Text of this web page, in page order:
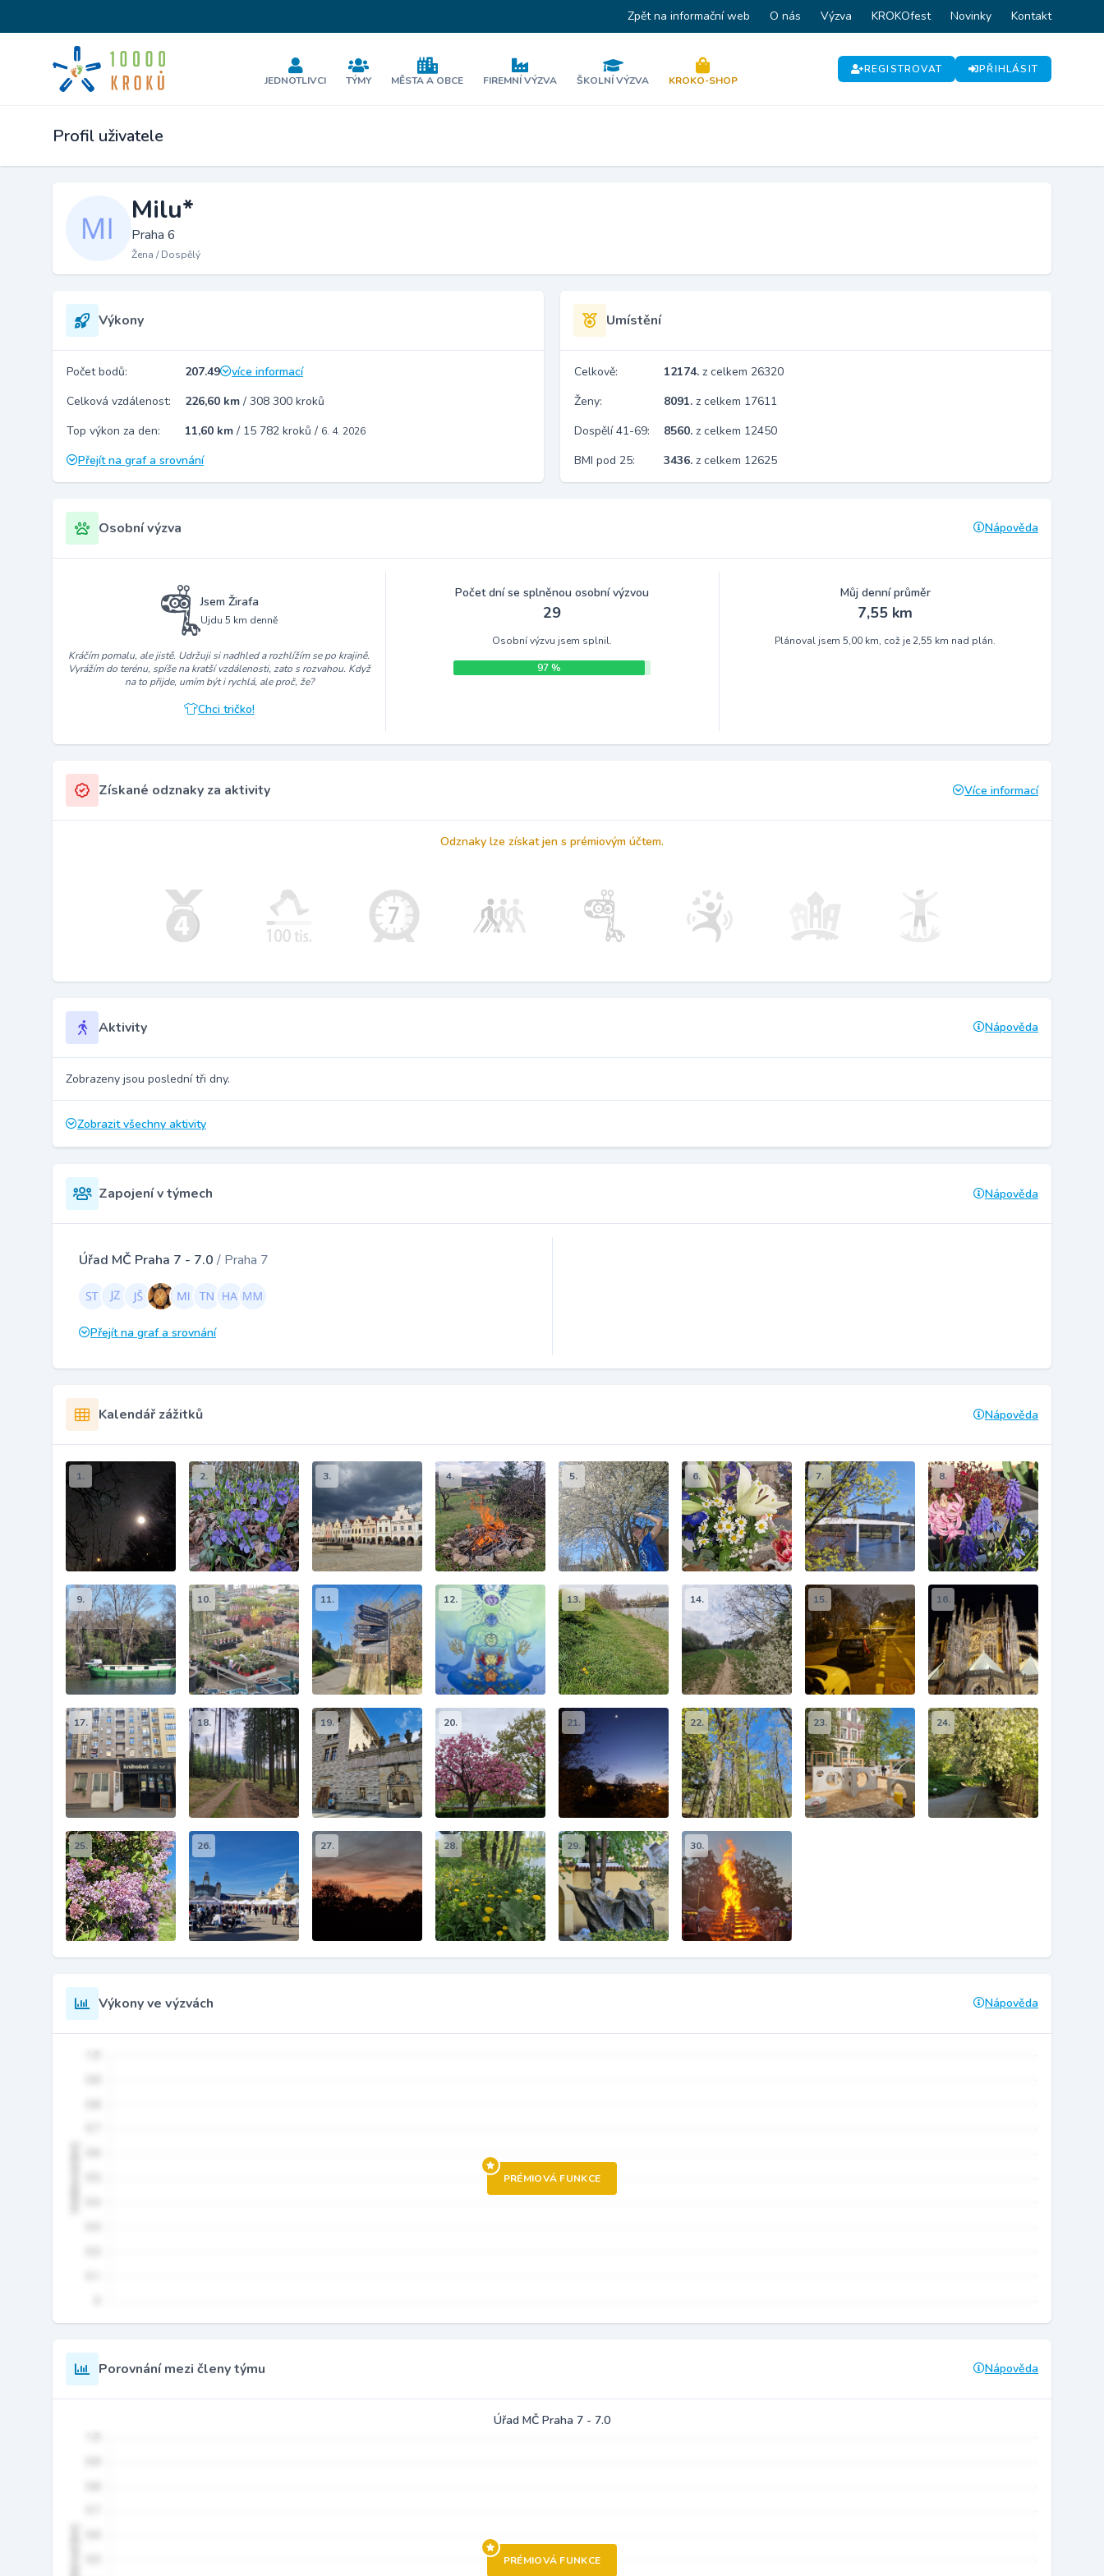
Zpět na informační web O nás Výzva KROKOfest Novinky Kontakt
JEDNOTLIVCI TÝMY MĚSTA A OBCE FIREMNÍ VÝZVA ŠKOLNÍ VÝZVA KROKO-SHOP
REGISTROVAT PŘIHLÁSIT
Profil uživatele
Milu*
Praha 6
Žena / Dospělý
Výkony
Počet bodů: 207.49
více informací
Celková vzdálenost:
226,60 km / 308 300 kroků
Top výkon za den:
11,60 km / 15 782 kroků / 6. 4. 2026
Přejít na graf a srovnání
Umístění
Celkově: 12174. z celkem 26320
Ženy:
8091. z celkem 17611
Dospělí 41-69:
8560. z celkem 12450
BMI pod 25:
3436. z celkem 12625
Osobní výzva Nápověda
Jsem Žirafa
Ujdu 5 km denně
Kráčím pomalu, ale jistě. Udržuji si nadhled a rozhlížím se po krajině.
Vyrážím do terénu, spíše na kratší vzdálenosti, zato s rozvahou. Když
na to přijde, umím být i rychlá, ale proč, že?
Chci tričko!
Počet dní se splněnou osobní výzvou
29
Osobní výzvu jsem splnil.
97 %
Můj denní průměr
7,55 km
Plánoval jsem 5,00 km, což je 2,55 km nad plán.
Získané odznaky za aktivity Více informací
Odznaky lze získat jen s prémiovým účtem.
Aktivity Nápověda
Zobrazeny jsou poslední tři dny.
Zobrazit všechny aktivity
Zapojení v týmech Nápověda
Úřad MČ Praha 7 - 7.0 / Praha 7
Přejít na graf a srovnání
Kalendář zážitků Nápověda
1. 2. 3. 4. 5. 6. 7. 8.
9. 10. 11. 12. 13. 14. 15. 16.
17. 18. 19. 20. 21. 22. 23. 24.
25. 26. 27. 28. 29. 30.
Výkony ve výzvách Nápověda
PRÉMIOVÁ FUNKCE
Porovnání mezi členy týmu Nápověda
Úřad MČ Praha 7 - 7.0
PRÉMIOVÁ FUNKCE